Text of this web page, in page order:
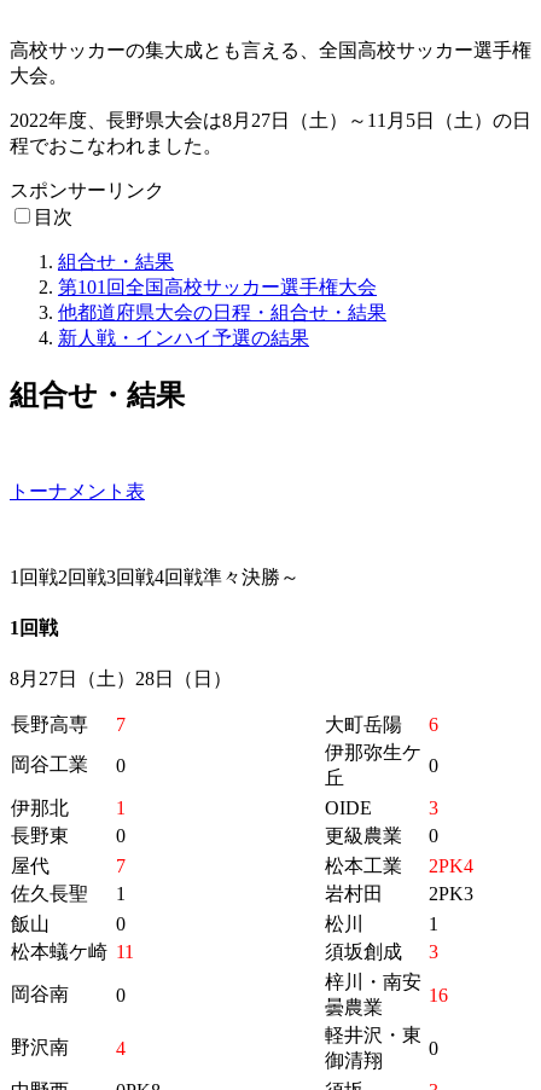
高校サッカーの集大成とも言える、全国高校サッカー選手権
大会。
2022年度、長野県大会は8月27日（土）～11月5日（土）の日
程でおこなわれました。
スポンサーリンク
目次
組合せ・結果
第101回全国高校サッカー選手権大会
他都道府県大会の日程・組合せ・結果
新人戦・インハイ予選の結果
組合せ・結果
トーナメント表
1回戦2回戦3回戦4回戦準々決勝～
1回戦
8月27日（土）28日（日）
長野高専 7 大町岳陽
6
岡谷工業
0
伊那弥生ケ
丘
0
伊那北 1 OIDE
3
長野東
0 更級農業
0
屋代
7 松本工業
2PK4
佐久長聖
1 岩村田
2PK3
飯山
0 松川
1
松本蟻ケ崎 11 須坂創成 3
岡谷南 0
梓川・南安
曇農業
16
野沢南 4
軽井沢・東
御清翔
0